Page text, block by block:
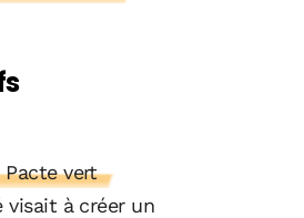
vert
visait à créer un